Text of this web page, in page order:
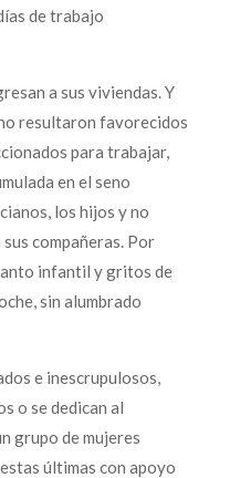
de trabajo
a sus viviendas. Y
resultaron favorecidos
para trabajar,
en el seno
los hijos y no
compañeras. Por
infantil y gritos de
sin alumbrado
e inescrupulosos,
o se dedican al
grupo de mujeres
últimas con apoyo